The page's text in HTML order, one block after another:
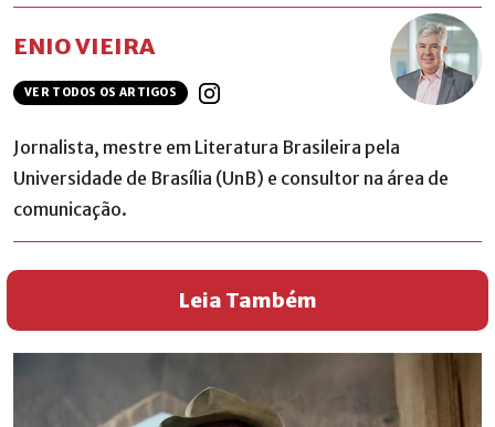
ENIO VIEIRA
VER TODOS OS ARTIGOS
Jornalista, mestre em Literatura Brasileira pela
Universidade de Brasília (UnB) e consultor na área de
comunicação.
Leia Também